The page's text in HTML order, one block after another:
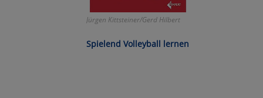
Jürgen Kittsteiner/Gerd Hilbert
Spielend Volleyball lernen